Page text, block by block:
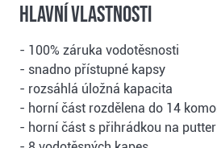
Hlavní vlastnosti
- 100% záruka vodotěsnosti
- snadno přístupné kapsy
- rozsáhlá úložná kapacita
- horní část rozdělena do 14
- horní část s přihrádkou na putter